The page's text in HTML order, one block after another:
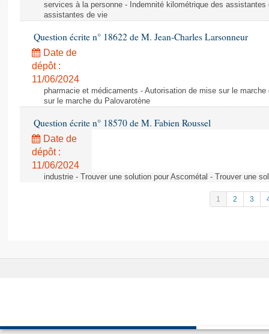
services à la personne - Indemnité kilométrique des
assistantes de vie
Question écrite n° 18622 de M. Jean-Charles Larsonneur
Date de
dépôt :
11/06/2024
pharmacie et médicaments - Autorisation de mise sur le
sur le marche du Palovarotène
Question écrite n° 18570 de M. Fabien Roussel
Date de
dépôt :
11/06/2024
industrie - Trouver une solution pour Ascométal - Trouver une
1 2 3